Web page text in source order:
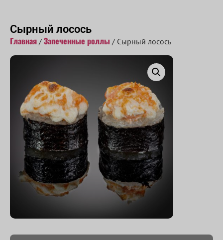
Сырный лосось
Главная / Запеченные роллы / Сырный лосось